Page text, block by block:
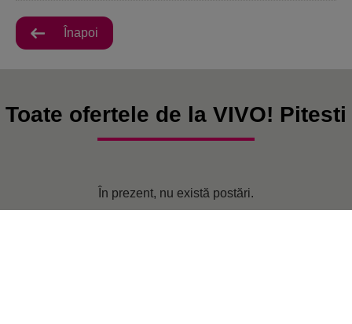
Înapoi
Toate ofertele de la VIVO! Pitesti
În prezent, nu există postări.